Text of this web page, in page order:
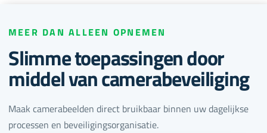
MEER DAN ALLEEN OPNEMEN
Slimme toepassingen door
middel van camerabeveiliging
Maak camerabeelden direct bruikbaar binnen uw dagelijkse
processen en beveiligingsorganisatie.